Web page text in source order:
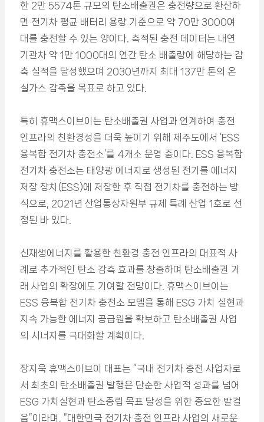
한 2만 5574톤 규모의 탄소배출권은 충전량으로 환산하
면 전기차 평균 배터리 용량 기준으로 약 70만 3000여
대를 충전할 수 있는 양이다. 축적된 충전 데이터는 내연
기관차 약 1만 1000대의 연간 탄소 배출량에 해당하는 감
축 실적을 달성했으며 2030년까지 최대 137만 톤의 온
실가스 감축을 목표로 하고 있다.
특히 휴맥스이브이는 탄소배출권 사업과 연계하여 충전
인프라의 친환경성을 더욱 높이기 위해 제주도에서 ‘ESS
융복합 전기차 충전소’를 4개소 운영 중이다. ESS 융복합
전기차 충전소는 태양광 에너지로 생성된 전기를 에너지
저장 장치(ESS)에 저장한 후 직접 전기차를 충전하는 방
식으로, 2021년 산업통상자원부 규제 특례 산업 1호로 선
정된 바 있다.
신재생에너지를 활용한 친환경 충전 인프라의 대표적 사
례로 추가적인 탄소 감축 효과를 창출하며 탄소배출권 거
래 사업의 확장에도 기여할 전망이다. 휴맥스이브이는
ESS 융복합 전기차 충전소 모델을 통해 ESG 가치 실현과
지속 가능한 에너지 공급원을 확보하고 탄소배출권 사업
의 시너지를 극대화할 계획이다.
장지욱 휴맥스이브이 대표는 “국내 전기차 충전 사업자로
서 최초의 탄소배출권 발행은 단순한 사업적 성과를 넘어
ESG 가치실현과 탄소중립 목표 달성을 위한 중요한 발걸
음”이라며, “대한민국 전기차 충전 인프라 사업의 새로운